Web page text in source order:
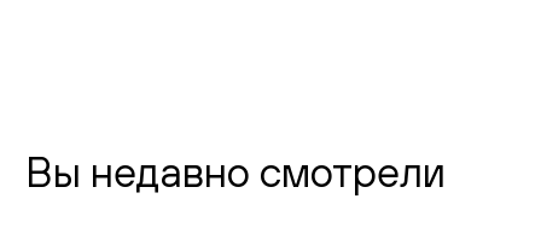
Вы недавно смотрели